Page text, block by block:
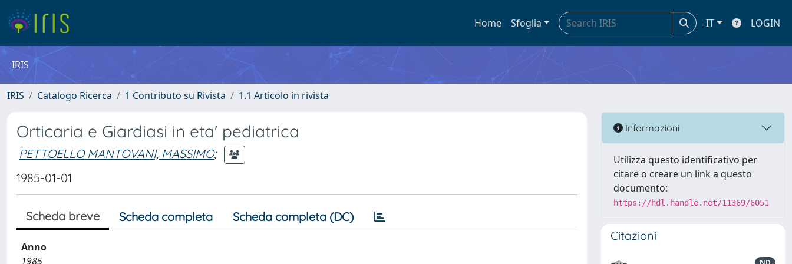
Home Sfoglia IT LOGIN
IRIS
IRIS Catalogo Ricerca 1 Contributo su Rivista 1.1 Articolo in rivista
Orticaria e Giardiasi in eta' pediatrica
PETTOELLO MANTOVANI, MASSIMO;
1985-01-01
Scheda breve Scheda completa Scheda completa (DC)
Anno
1985
Informazioni
Utilizza questo identificativo per
citare o creare un link a questo
documento:
https://hdl.handle.net/11369/6051
Citazioni